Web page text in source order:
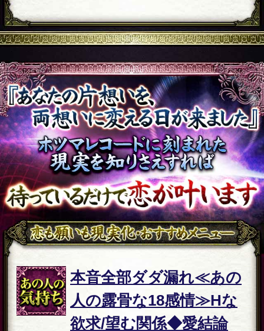
神々が宿りし128枚の宇宙が
2人の現実を徹底的に当て、
具体的にお伝えします 北川
隆三郎オリジナル 完全無
料・ホツマタロット